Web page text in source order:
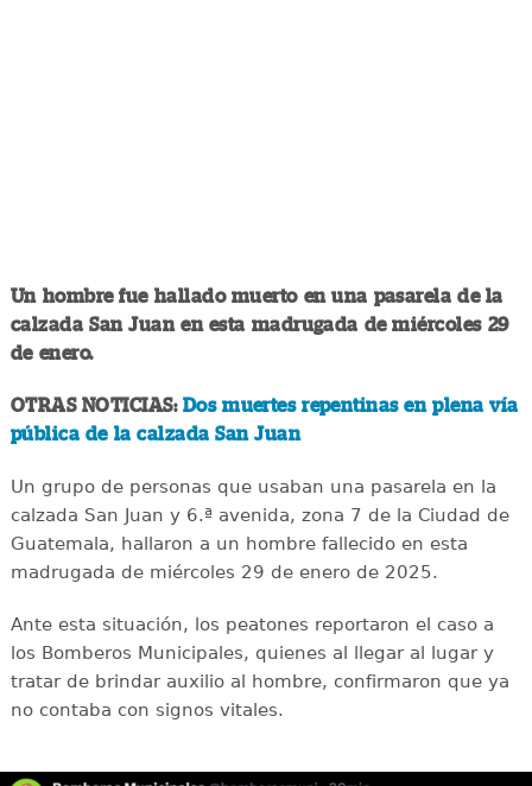
Un hombre fue hallado muerto en una pasarela de la
calzada San Juan en esta madrugada de miércoles 29
de enero.
OTRAS NOTICIAS: Dos muertes repentinas en plena vía
pública de la calzada San Juan
Un grupo de personas que usaban una pasarela en la
calzada San Juan y 6.ª avenida, zona 7 de la Ciudad de
Guatemala, hallaron a un hombre fallecido en esta
madrugada de miércoles 29 de enero de 2025.
Ante esta situación, los peatones reportaron el caso a
los Bomberos Municipales, quienes al llegar al lugar y
tratar de brindar auxilio al hombre, confirmaron que ya
no contaba con signos vitales.